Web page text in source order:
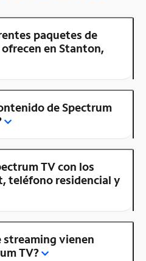
paquetes de
en Stanton,
de Spectrum
TV con los
teléfono residencial y
streaming vienen
TV?